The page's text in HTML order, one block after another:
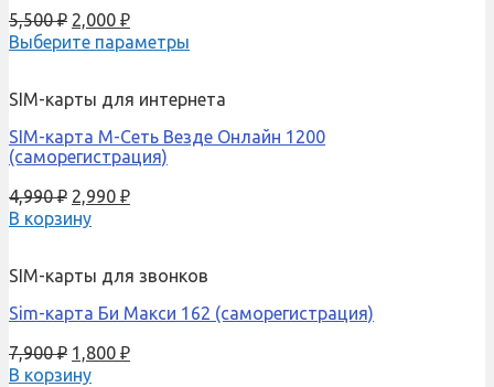
5,500₽ 2,000 ₽
Выберите параметры
SIM-карты для интернета
SIM-карта М-Сеть Везде Онлайн 1200
(саморегистрация)
4,990₽ 2,990 ₽
В корзину
SIM-карты для звонков
Sim-карта Би Макси 162 (саморегистрация)
7,900₽ 1,800 ₽
В корзину